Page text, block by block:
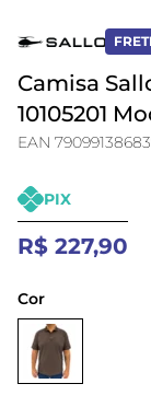
Camisa
10105201
EAN
PIX
R$ 227,90
Cor